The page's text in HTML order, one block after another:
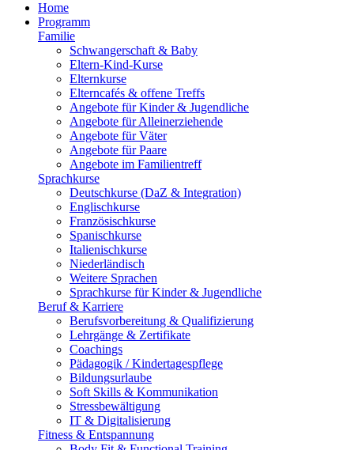
Home
Programm
Familie
Schwangerschaft & Baby
Eltern-Kind-Kurse
Elternkurse
Elterncafés & offene Treffs
Angebote für Kinder & Jugendliche
Angebote für Alleinerziehende
Angebote für Väter
Angebote für Paare
Angebote im Familientreff
Sprachkurse
Deutschkurse (DaZ & Integration)
Englischkurse
Französischkurse
Spanischkurse
Italienischkurse
Niederländisch
Weitere Sprachen
Sprachkurse für Kinder & Jugendliche
Beruf & Karriere
Berufsvorbereitung & Qualifizierung
Lehrgänge & Zertifikate
Coachings
Pädagogik / Kindertagespflege
Bildungsurlaube
Soft Skills & Kommunikation
Stressbewältigung
IT & Digitalisierung
Fitness & Entspannung